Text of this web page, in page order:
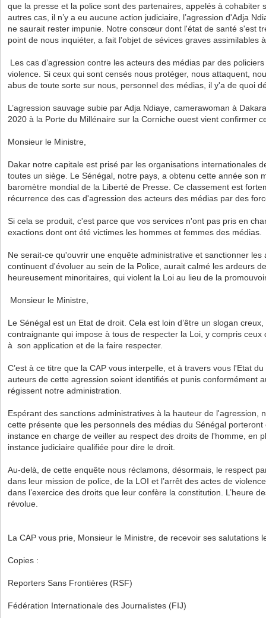
que la presse et la police sont des partenaires, appelés à cohabiter
autres cas, il n’y a eu aucune action judiciaire, l’agression d'Adja
ne saurait rester impunie. Notre consœur dont l'état de santé s'est
point de nous inquiéter, a fait l’objet de sévices graves assimilables
Les cas d’agression contre les acteurs des médias par des
violence. Si ceux qui sont censés nous protéger, nous attaquent,
abus de toute sorte sur nous, personnel des médias, il y'a de quoi
L’agression sauvage subie par Adja Ndiaye, camerawoman à
2020 à la Porte du Millénaire sur la Corniche ouest vient confirmer
Monsieur le Ministre,
Dakar notre capitale est prisé par les organisations internationales
toutes un siège. Le Sénégal, notre pays, a obtenu cette année son
baromètre mondial de la Liberté de Presse. Ce classement est
récurrence des cas d'agression des acteurs des médias par des
Si cela se produit, c'est parce que vos services n'ont pas pris en
exactions dont ont été victimes les hommes et femmes des médias.
Ne serait-ce qu'ouvrir une enquête administrative et sanctionner les
continuent d'évoluer au sein de la Police, aurait calmé les ardeurs
heureusement minoritaires, qui violent la Loi au lieu de la
Monsieur le Ministre,
Le Sénégal est un Etat de droit. Cela est loin d’être un slogan
contraignante qui impose à tous de respecter la Loi, y compris ceux
à son application et de la faire respecter.
C’est à ce titre que la CAP vous interpelle, et à travers vous l'Etat
auteurs de cette agression soient identifiés et punis conformément
régissent notre administration.
Espérant des sanctions administratives à la hauteur de l'agression,
cette présente que les personnels des médias du Sénégal
instance en charge de veiller au respect des droits de l'homme, en
instance judiciaire qualifiée pour dire le droit.
Au-delà, de cette enquête nous réclamons, désormais, le respect
dans leur mission de police, de la LOI et l’arrêt des actes de
dans l’exercice des droits que leur confère la constitution. L’heure
révolue.
La CAP vous prie, Monsieur le Ministre, de recevoir ses salutations
Copies :
Reporters Sans Frontières (RSF)
Fédération Internationale des Journalistes (FIJ)